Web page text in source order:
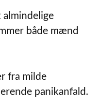
almindelige
både mænd
fra milde
panikanfald.